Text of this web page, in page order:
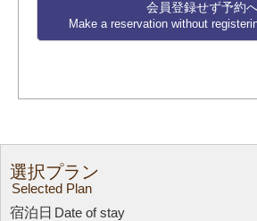
会員登録せず予約
Make a reservation without
選択プラン
Selected Plan
宿泊日 Date of stay